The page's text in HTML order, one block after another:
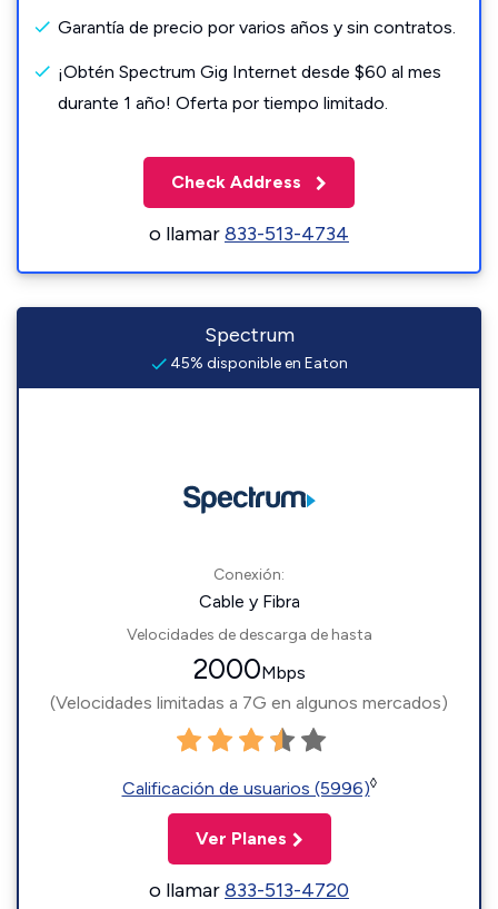
Garantía de precio por varios años y sin contratos.
¡Obtén Spectrum Gig Internet desde $60 al mes
durante 1 año! Oferta por tiempo limitado.
Check Address
o llamar833-513-4734
Spectrum
45% disponible en Eaton
Conexión:
Cable y Fibra
Velocidades de descarga de hasta
2000Mbps
(Velocidades limitadas a 7G en algunos mercados)
Calificación de usuarios (5996)◊
Ver Planes
o llamar833-513-4720